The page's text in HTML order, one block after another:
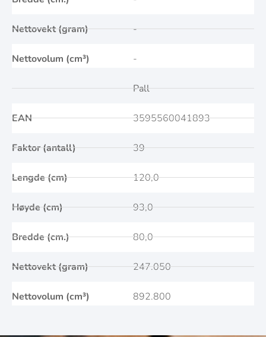
Nettovekt (gram)
Nettovolum (cm³)
-
-
EAN
Faktor (antall)
Lengde (cm)
Høyde (cm)
Bredde (cm.)
Nettovekt (gram)
Nettovolum (cm³)
Pall
3595560041893
39
120,0
93,0
80,0
247.050
892.800